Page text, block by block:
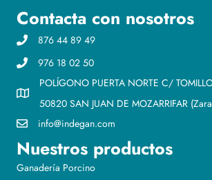
Contacta con nosotros
876 44 89 49
976 18 02 50
POLÍGONO PUERTA NORTE C/
50820 SAN JUAN DE MOZARRIFAR
info@indegan.com
Nuestros productos
Ganadería Porcino